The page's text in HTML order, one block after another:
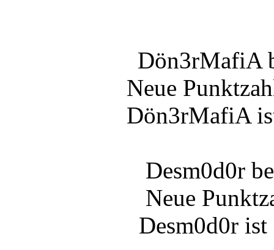
Dön3rMafiA
Neue
Dön3rMafiA
Desm0d0r
Neue
Desm0d0r